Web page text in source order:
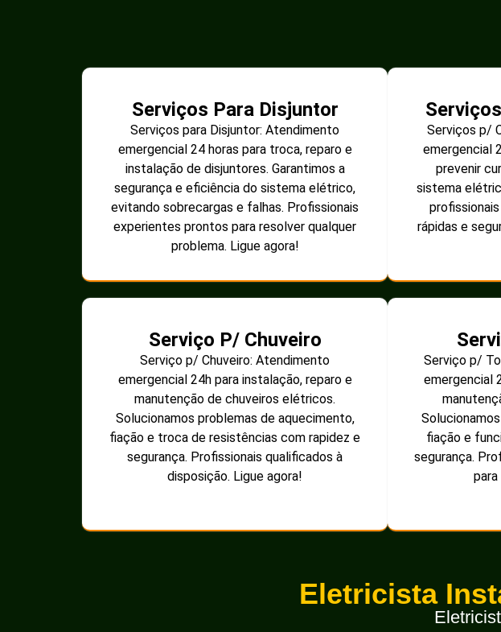
Serviços Para Disjuntor
Serviços para Disjuntor: Atendimento
emergencial 24 horas para troca, reparo e
instalação de disjuntores. Garantimos a
segurança e eficiência do sistema elétrico,
evitando sobrecargas e falhas. Profissionais
experientes prontos para resolver qualquer
problema. Ligue agora!
Serviços p/
emergencial
prevenir
sistema
rápidas e
Serviço P/ Chuveiro
Serviço p/ Chuveiro: Atendimento
emergencial 24h para instalação, reparo e
manutenção de chuveiros elétricos.
Solucionamos problemas de aquecimento,
fiação e troca de resistências com rapidez e
segurança. Profissionais qualificados à
disposição. Ligue agora!
Serviço p/
emergencial
fiação e
segurança.
para
Eletricista